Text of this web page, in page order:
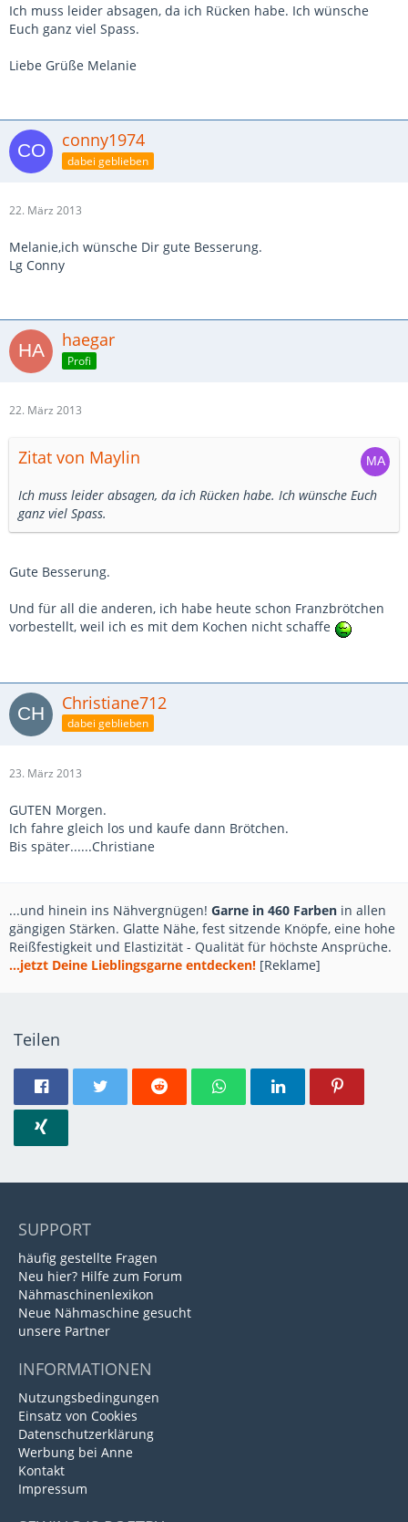
Ich muss leider absagen, da ich Rücken habe. Ich wünsche
Euch ganz viel Spass.
Liebe Grüße Melanie
conny1974
dabei geblieben
22. März 2013
Melanie,ich wünsche Dir gute Besserung.
Lg Conny
haegar
Profi
22. März 2013
Zitat von Maylin
Ich muss leider absagen, da ich Rücken habe. Ich wünsche Euch
ganz viel Spass.
Gute Besserung.
Und für all die anderen, ich habe heute schon Franzbrötchen
vorbestellt, weil ich es mit dem Kochen nicht schaffe
Christiane712
dabei geblieben
23. März 2013
GUTEN Morgen.
Ich fahre gleich los und kaufe dann Brötchen.
Bis später......Christiane
...und hinein ins Nähvergnügen! Garne in 460 Farben in allen
gängigen Stärken. Glatte Nähe, fest sitzende Knöpfe, eine hohe
Reißfestigkeit und Elastizität - Qualität für höchste Ansprüche.
...jetzt Deine Lieblingsgarne entdecken! [Reklame]
Teilen
SUPPORT
häufig gestellte Fragen
Neu hier? Hilfe zum Forum
Nähmaschinenlexikon
Neue Nähmaschine gesucht
unsere Partner
INFORMATIONEN
Nutzungsbedingungen
Einsatz von Cookies
Datenschutzerklärung
Werbung bei Anne
Kontakt
Impressum